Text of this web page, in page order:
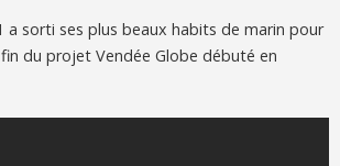
a sorti ses plus beaux habits de marin pour
du projet Vendée Globe débuté en